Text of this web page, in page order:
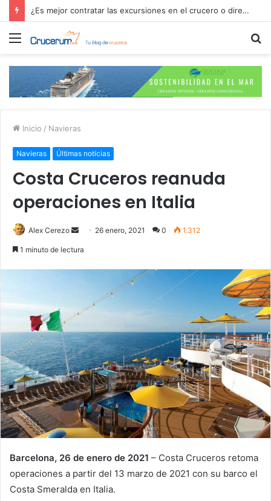
¿Es mejor contratar las excursiones en el crucero o directamente en el puerto?
Menú
Inicio / Navieras
Navieras Últimas notícias
Costa Cruceros reanuda
operaciones en Italia
Alex Cerezo
Send 26 enero, 2021 0 1.312
1 minuto de lectura
Barcelona, 26 de enero de 2021 – Costa Cruceros retoma
operaciones a partir del 13 marzo de 2021 con su barco el
Costa Smeralda en Italia.